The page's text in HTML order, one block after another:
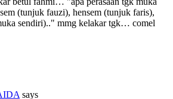
(tunjuk fauzi), hensem (tunjuk faris),
sendiri).." mmg kelakar tgk… comel
says